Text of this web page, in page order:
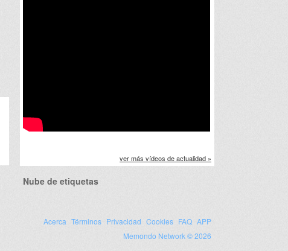
ver más vídeos de actualidad »
Nube de etiquetas
Acerca Términos Privacidad Cookies FAQ APP
Memondo Network © 2026